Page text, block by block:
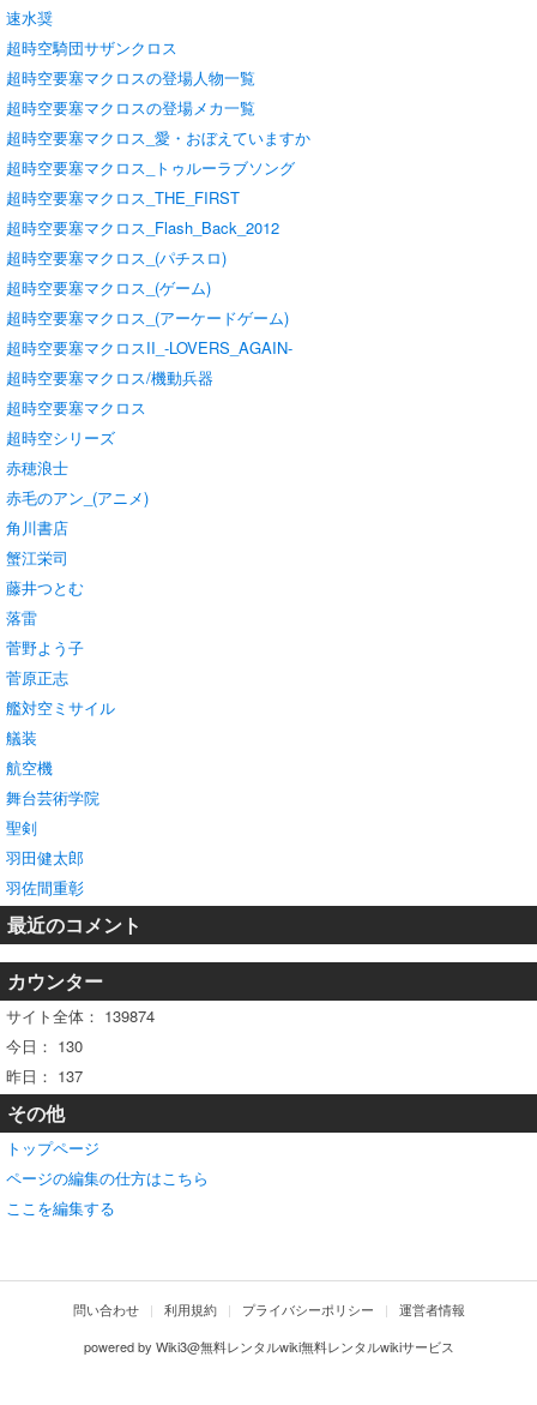
速水奨
超時空騎団サザンクロス
超時空要塞マクロスの登場人物一覧
超時空要塞マクロスの登場メカ一覧
超時空要塞マクロス_愛・おぼえていますか
超時空要塞マクロス_トゥルーラブソング
超時空要塞マクロス_THE_FIRST
超時空要塞マクロス_Flash_Back_2012
超時空要塞マクロス_(パチスロ)
超時空要塞マクロス_(ゲーム)
超時空要塞マクロス_(アーケードゲーム)
超時空要塞マクロスII_-LOVERS_AGAIN-
超時空要塞マクロス/機動兵器
超時空要塞マクロス
超時空シリーズ
赤穂浪士
赤毛のアン_(アニメ)
角川書店
蟹江栄司
藤井つとむ
落雷
菅野よう子
菅原正志
艦対空ミサイル
艤装
航空機
舞台芸術学院
聖剣
羽田健太郎
羽佐間重彰
最近のコメント
カウンター
サイト全体： 139874
今日： 130
昨日： 137
その他
トップページ
ページの編集の仕方はこちら
ここを編集する
問い合わせ 利用規約 プライバシーポリシー
運営者情報
powered by Wiki3@無料レンタルwiki無料レンタルwikiサービス